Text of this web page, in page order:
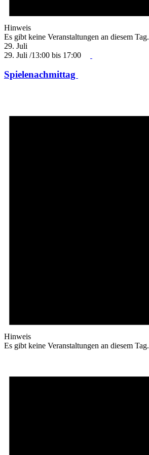
Hinweis
Es gibt keine Veranstaltungen an diesem Tag.
29. Juli
29. Juli /13:00 bis 17:00
Spielenachmittag
Hinweis
Es gibt keine Veranstaltungen an diesem Tag.